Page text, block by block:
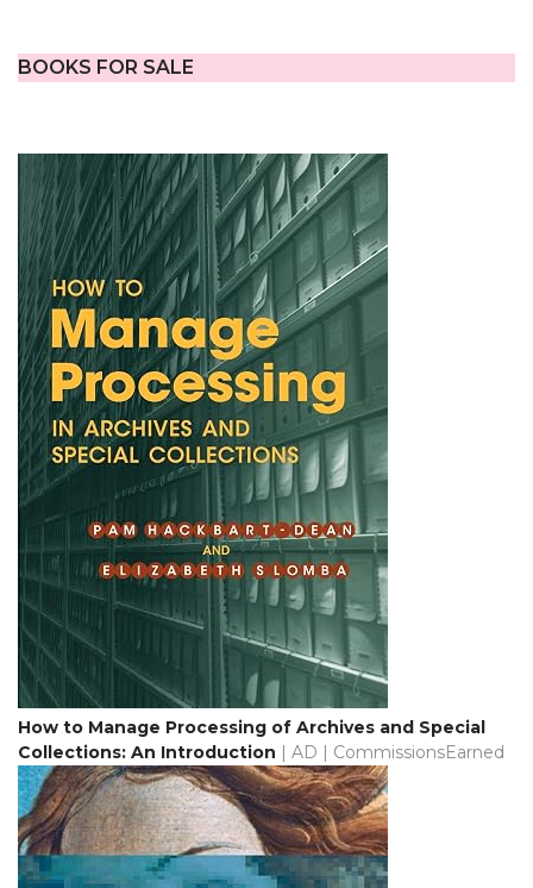
BOOKS FOR SALE
How to Manage Processing of Archives and Special
Collections: An Introduction | AD | CommissionsEarned